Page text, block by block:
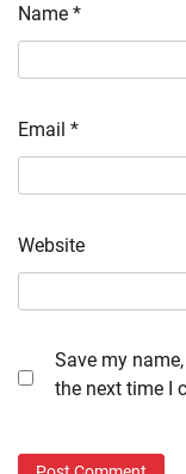
Name *
Email *
Website
Save my
the next time I